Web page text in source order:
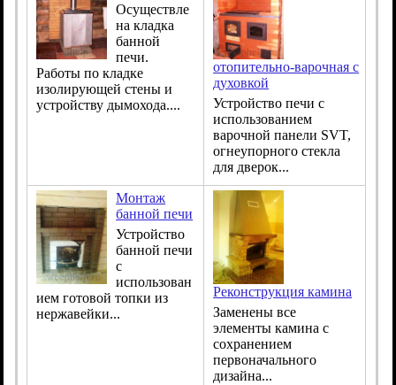
Осуществле
на кладка
банной
печи.
Работы по кладке
изолирующей стены и
устройству дымохода....
отопительно-варочная с
духовкой
Устройство печи с
использованием
варочной панели SVT,
огнеупорного стекла
для дверок...
Монтаж
банной печи
Устройство
банной печи
с
использован
ием готовой топки из
нержавейки...
Реконструкция камина
Заменены все
элементы камина с
сохранением
первоначального
дизайна...